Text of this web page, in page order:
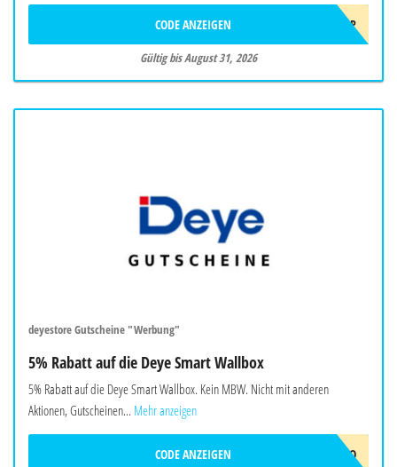
SOMMER2026OBP
CODE ANZEIGEN
Gültig bis August 31, 2026
deyestore Gutscheine "Werbung"
5% Rabatt auf die Deye Smart Wallbox
5% Rabatt auf die Deye Smart Wallbox. Kein MBW. Nicht mit anderen
Aktionen, Gutscheinen... Mehr anzeigen
EVCJULYPROMO
CODE ANZEIGEN